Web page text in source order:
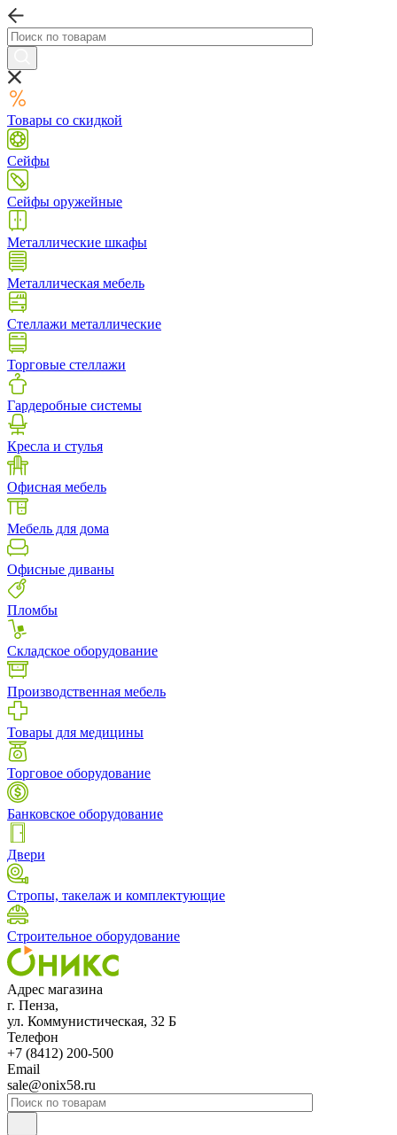
Товары со скидкой
Сейфы
Сейфы оружейные
Металлические шкафы
Металлическая мебель
Стеллажи металлические
Торговые стеллажи
Гардеробные системы
Кресла и стулья
Офисная мебель
Мебель для дома
Офисные диваны
Пломбы
Складское оборудование
Производственная мебель
Товары для медицины
Торговое оборудование
Банковское оборудование
Двери
Стропы, такелаж и комплектующие
Строительное оборудование
Адрес магазина
г. Пенза,
ул. Коммунистическая, 32 Б
Телефон
+7 (8412) 200-500
Email
sale@onix58.ru